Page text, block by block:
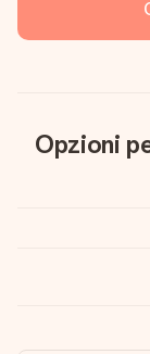
Opzioni